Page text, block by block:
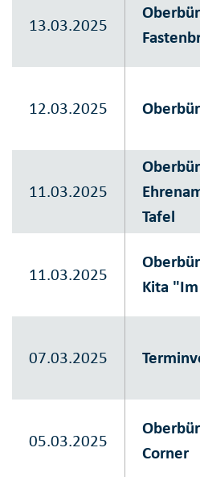
13.03.2025
12.03.2025
11.03.2025
Tafel
11.03.2025
Kita
07.03.2025
05.03.2025
Corner